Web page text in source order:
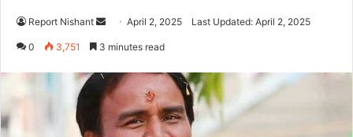
Report Nishant
d
a
April 2, 2025 Last Updated: April 2, 2025
0 3,751 3 minutes read